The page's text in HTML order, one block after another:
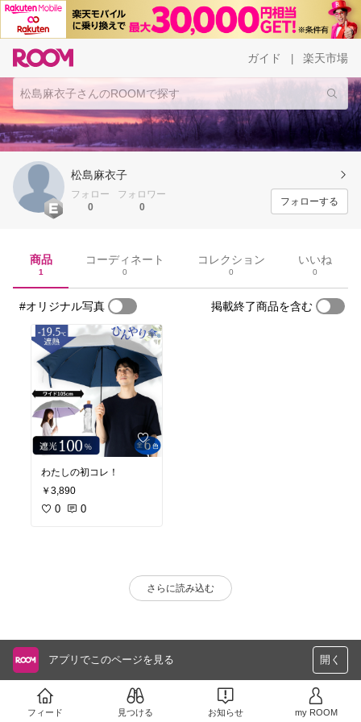
ガイド 楽天市場
松島麻衣子
フォロー
0
フォロワー
0
フォローする
商品
1
コーディネート
0
コレクション
0
いいね
0
#オリジナル写真 掲載終了商品を含む
わたしの初コレ！
￥3,890
0 0
さらに読み込む
アプリでこのページを見る 開く
フィード 見つける お知らせ my ROOM